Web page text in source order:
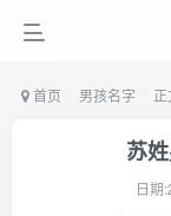
首页 男孩名字
苏
日期